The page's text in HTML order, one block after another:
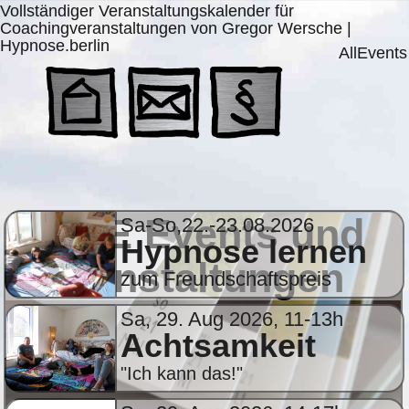
Vollständiger Veranstaltungskalender für
Coachingveranstaltungen von Gregor Wersche |
Hypnose.berlin
AllEvents
ALLE Events und
Veranstaltungen
Sa-So,22.-23.08.2026
Hypnose lernen
zum Freundschaftspreis
Sa, 29. Aug 2026, 11-13h
Achtsamkeit
"Ich kann das!"